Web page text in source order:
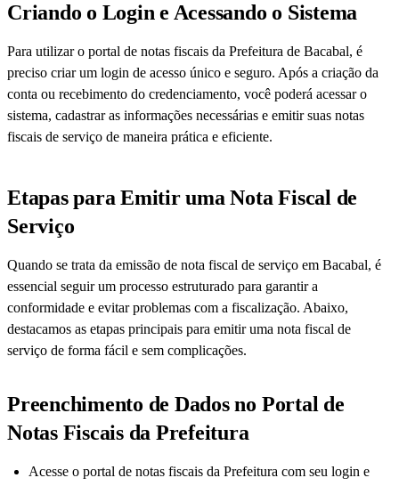
Criando o Login e Acessando o Sistema
Para utilizar o portal de notas fiscais da Prefeitura de Bacabal, é
preciso criar um login de acesso único e seguro. Após a criação da
conta ou recebimento do credenciamento, você poderá acessar o
sistema, cadastrar as informações necessárias e emitir suas notas
fiscais de serviço de maneira prática e eficiente.
Etapas para Emitir uma Nota Fiscal de
Serviço
Quando se trata da emissão de nota fiscal de serviço em Bacabal, é
essencial seguir um processo estruturado para garantir a
conformidade e evitar problemas com a fiscalização. Abaixo,
destacamos as etapas principais para emitir uma nota fiscal de
serviço de forma fácil e sem complicações.
Preenchimento de Dados no Portal de
Notas Fiscais da Prefeitura
Acesse o portal de notas fiscais da Prefeitura com seu login e